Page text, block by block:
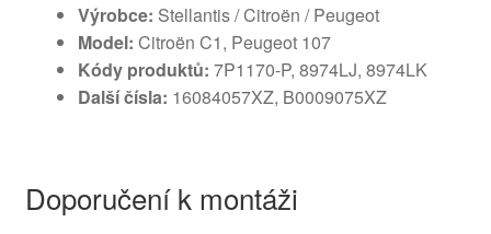
Výrobce: Stellantis / Citroën / Peugeot
Model: Citroën C1, Peugeot 107
Kódy produktů: 7P1170-P, 8974LJ, 8974LK
Další čísla: 16084057XZ, B0009075XZ
Doporučení k montáži